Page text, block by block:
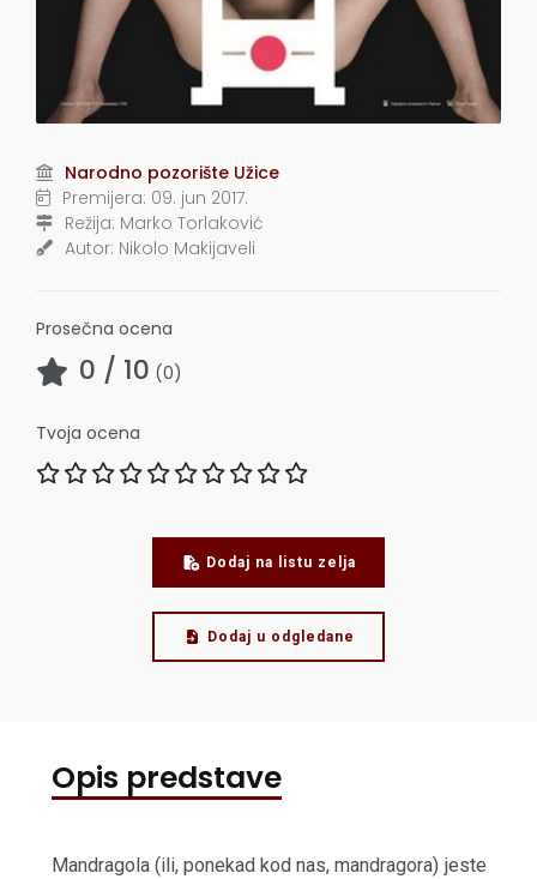
Narodno pozorište Užice
Premijera: 09. jun 2017.
Režija: Marko Torlaković
Autor: Nikolo Makijaveli
Prosečna ocena
0 / 10 (0)
Tvoja ocena
Dodaj na listu zelja
Dodaj u odgledane
Opis predstave
Mandragola (ili, ponekad kod nas, mandragora) jeste